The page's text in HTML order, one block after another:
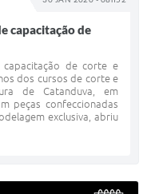
capacitação de
de corte e
dos cursos de corte e
de Catanduva, em
peças confeccionadas
exclusiva, abriu